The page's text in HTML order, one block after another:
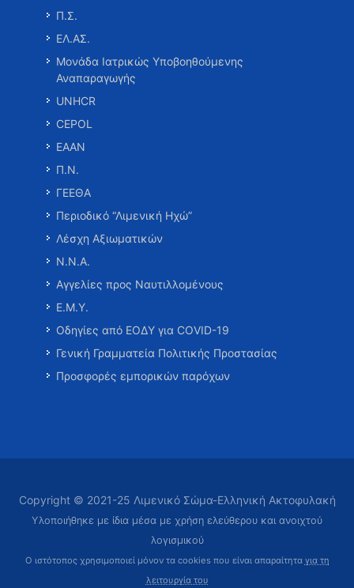
Π.Σ.
ΕΛ.ΑΣ.
Μονάδα Ιατρικώς Υποβοηθούμενης
Αναπαραγωγής
UNHCR
CEPOL
ΕΑΑΝ
Π.Ν.
ΓΕΕΘΑ
Περιοδικό “Λιμενική Ηχώ”
Λέσχη Αξιωματικών
Ν.Ν.Α.
Αγγελίες προς Ναυτιλλομένους
Ε.Μ.Υ.
Οδηγίες από ΕΟΔΥ για COVID-19
Γενική Γραμματεία Πολιτικής Προστασίας
Προσφορές εμπορικών παρόχων
Copyright © 2021-25 Λιμενικό Σώμα-Ελληνική Ακτοφυλακή
Υλοποιήθηκε με ίδια μέσα με χρήση ελεύθερου και ανοιχτού
λογισμικού
Ο ιστότοπος χρησιμοποιεί μόνον τα cookies που είναι απαραίτητα για τη
λειτουργία του